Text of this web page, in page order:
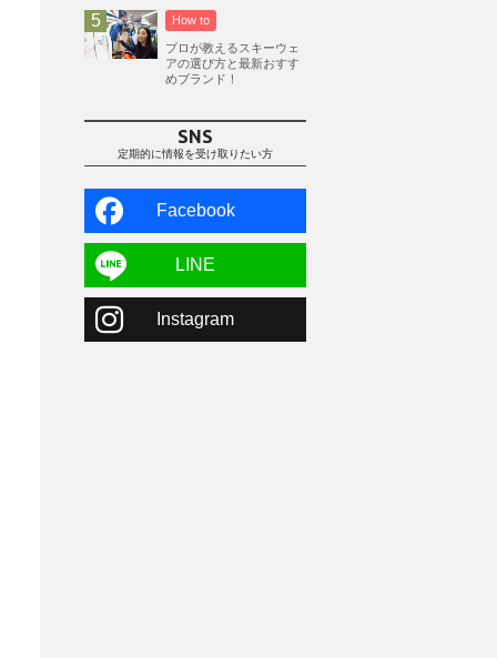
キャンペーン 5 全国旅行支援
長野 16 朝発日帰り 8
夏のアウトドア
JRSKI 2
よませ温泉 3 X-JAM高井富士 3
北志賀小丸山
ゴールデンウィーク 1
春スキー 栃木県
マイカー派 8 学生＆卒業旅行 5
JSBA 竜王スキーパーク
How to
プロが教えるスキーウェ
アの選び方と最新おすす
めブランド！
SNS
定期的に情報を受け取りたい方
Facebook
LINE
Instagram